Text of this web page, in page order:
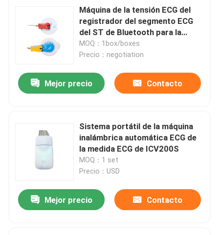
Sobre nosotros
Contactos
Productos
Máquina de la tensión ECG del
registrador del segmento ECG
del ST de Bluetooth para la
diagnosis de la cardiología
MOQ：1box/boxes
Precio：negotiation
Mejor precio Contacto
Sistema portátil de la máquina
inalámbrica automática ECG de
la medida ECG de ICV200S
MOQ：1 set
Precio：USD
Mejor precio Contacto